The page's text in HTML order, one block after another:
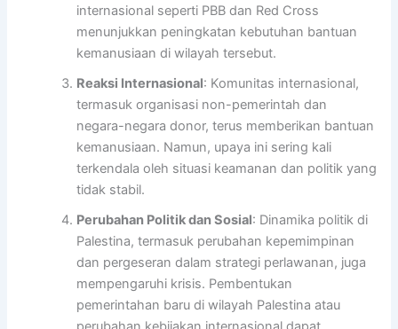
internasional seperti PBB dan Red Cross
menunjukkan peningkatan kebutuhan bantuan
kemanusiaan di wilayah tersebut.
Reaksi Internasional: Komunitas internasional,
termasuk organisasi non-pemerintah dan
negara-negara donor, terus memberikan bantuan
kemanusiaan. Namun, upaya ini sering kali
terkendala oleh situasi keamanan dan politik yang
tidak stabil.
Perubahan Politik dan Sosial: Dinamika politik di
Palestina, termasuk perubahan kepemimpinan
dan pergeseran dalam strategi perlawanan, juga
mempengaruhi krisis. Pembentukan
pemerintahan baru di wilayah Palestina atau